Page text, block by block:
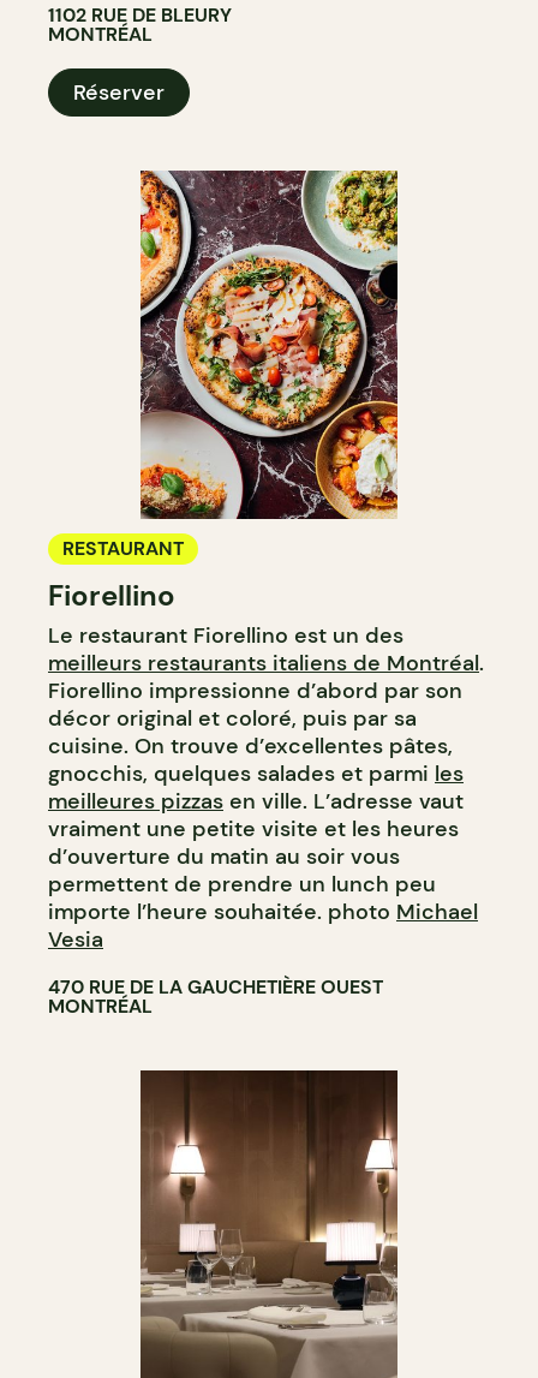
1102 RUE DE BLEURY
MONTRÉAL
Réserver
RESTAURANT
Fiorellino
Le restaurant Fiorellino est un des
meilleurs restaurants italiens de Montréal.
Fiorellino impressionne d’abord par son
décor original et coloré, puis par sa
cuisine. On trouve d’excellentes pâtes,
gnocchis, quelques salades et parmi les
meilleures pizzas en ville. L’adresse vaut
vraiment une petite visite et les heures
d’ouverture du matin au soir vous
permettent de prendre un lunch peu
importe l’heure souhaitée. photo Michael
Vesia
470 RUE DE LA GAUCHETIÈRE OUEST
MONTRÉAL